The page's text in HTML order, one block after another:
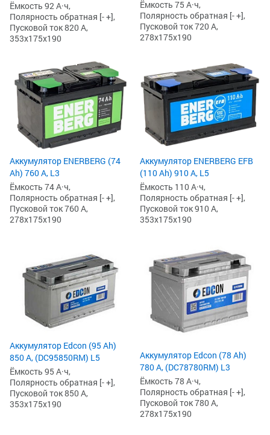
Ёмкость 92 А·ч,
Полярность обратная [- +],
Пусковой ток 820 А,
353x175x190
Ёмкость 75 А·ч,
Полярность обратная [- +],
Пусковой ток 720 А,
278x175x190
Аккумулятор ENERBERG (74
Ah) 760 А, L3
Ёмкость 74 А·ч,
Полярность обратная [- +],
Пусковой ток 760 А,
278x175x190
Аккумулятор ENERBERG EFB
(110 Ah) 910 А, L5
Ёмкость 110 А·ч,
Полярность обратная [- +],
Пусковой ток 910 А,
353x175x190
Аккумулятор Edcon (95 Ah)
850 А, (DC95850RM) L5
Ёмкость 95 А·ч,
Полярность обратная [- +],
Пусковой ток 850 А,
353x175x190
Аккумулятор Edcon (78 Ah)
780 А, (DC78780RM) L3
Ёмкость 78 А·ч,
Полярность обратная [- +],
Пусковой ток 780 А,
278x175x190